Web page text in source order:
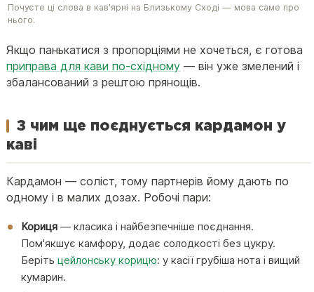
Почуєте ці слова в кав'ярні на Близькому Сході — мова саме про
нього.
Якщо панькатися з пропорціями не хочеться, є готова
приправа для кави по-східному — він уже змелений і
збалансований з рештою прянощів.
З чим ще поєднується кардамон у
каві
Кардамон — соліст, тому партнерів йому дають по
одному і в малих дозах. Робочі пари:
Кориця — класика і найбезпечніше поєднання.
Пом'якшує камфору, додає солодкості без цукру.
Берітьцейлонську корицю: у касії грубіша нота і вищий
кумарин.